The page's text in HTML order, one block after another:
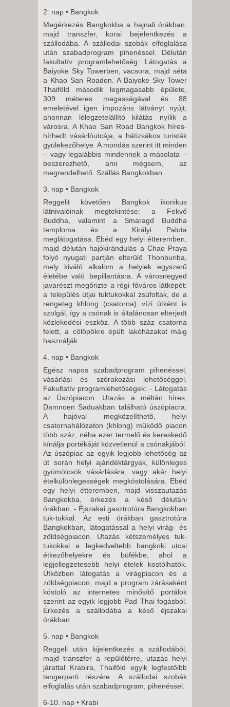
2. nap • Bangkok
Megérkezés Bangkokba a hajnali órákban,
majd transzfer, korai bejelentkezés a
szállodába. A szállodai szobák elfoglalása
után szabadprogram pihenéssel. Délután
fakultatív programlehetőség: Látogatás a
Baiyoke Sky Towerben, vacsora, majd séta
a Khao San Roadon. A Baiyoke Sky Tower
Thaiföld második legmagasabb épülete,
309 méteres magasságával és 88
emeletével igen impozáns látványt nyújt,
ahonnan lélegzetelállító kilátás nyílik a
városra. A Khao San Road Bangkok híres-
hírhedt vásárlóutcája, a hátizsákos turisták
gyülekezőhelye. A mondás szerint itt minden
– vagy legalábbis mindennek a másolata –
beszerezhető, ami mégsem, az
megrendelhető. Szállás Bangkokban.
3. nap • Bangkok
Reggelit követően Bangkok ikonikus
látnivalóinak megtekintése: a Fekvő
Buddha, valamint a Smaragd Buddha
temploma és a Királyi Palota
meglátogatása. Ebéd egy helyi étteremben,
majd délután hajókirándulás a Chao Praya
folyó nyugati partján elterülő Thonburiba,
mely kiváló alkalom a helyiek egyszerű
életébe való bepillantásra. A városnegyed
javarészt megőrizte a régi főváros látképét:
a település útjai tuktukokkal zsúfoltak, de a
rengeteg khlong (csatorna) vízi útként is
szolgál, így a csónak is általánosan elterjedt
közlekedési eszköz. A több száz csatorna
felett, a cölöpökre épült lakóházakat máig
használják.
4. nap • Bangkok
Egész napos szabadprogram pihenéssel,
vásárlási és szórakozási lehetőséggel.
Fakultatív programlehetőségek: - Látogatás
az Úszópiacon. Utazás a méltán híres,
Damnoen Saduakban található úszópiacra.
A hajóval megközelíthető, helyi
csatornahálózaton (khlong) működő piacon
több száz, néha ezer termelő és kereskedő
kínálja portékáját közvetlenül a csónakjából.
Az úszópiac az egyik legjobb lehetőség az
út során helyi ajándéktárgyak, különleges
gyümölcsök vásárlására, vagy akár helyi
ételkülönlegességek megkóstolására. Ebéd
egy helyi étteremben, majd visszautazás
Bangkokba, érkezés a késő délutáni
órákban. - Éjszakai gasztrotúra Bangkokban
tuk-tukkal. Az esti órákban gasztrotúra
Bangkokban, látogatással a helyi virág- és
zöldségpiacon. Utazás kétszemélyes tuk-
tukokkal a legkedveltebb bangkoki utcai
étkezőhelyekre és büfékbe, ahol a
legjellegzetesebb helyi ételek kostólhatók.
Útközben látogatás a virágpiacon és a
zöldségpiacon, majd a program zárásaként
kóstoló az internetes minősítő portálok
szerint az egyik legjobb Pad Thai fogásból.
Érkezés a szállodába a késő éjszakai
órákban.
5. nap • Bangkok
Reggeli után kijelentkezés a szállodából,
majd transzfer a repülőtérre, utazás helyi
járattal Krabira, Thaiföld egyik legfestőibb
tengerparti részére. A szállodai szobák
elfoglalás után szabadprogram, pihenéssel.
6-10. nap • Krabi